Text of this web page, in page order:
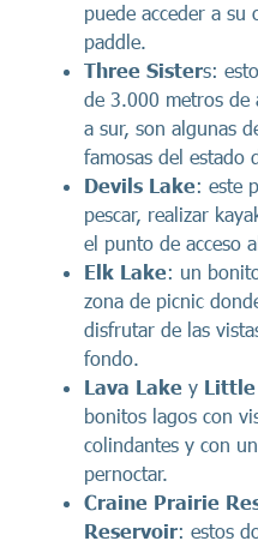
puede acceder a su
paddle.
Three Sisters:
de 3.000 metros
a sur, son algunas
famosas del estado
Devils Lake: este
pescar, realizar
el punto de acceso
Elk Lake: un
zona de picnic
disfrutar de las
fondo.
Lava Lake y Little
bonitos lagos con
colindantes y con
pernoctar.
Craine Prairie
Reservoir: estos